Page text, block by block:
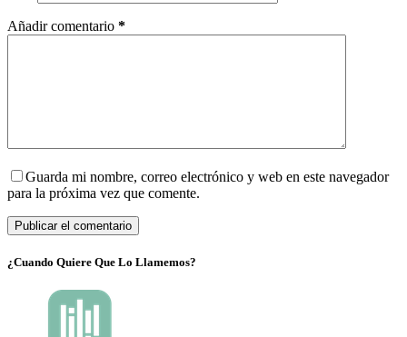
Añadir comentario *
Guarda mi nombre, correo electrónico y web en este navegador
para la próxima vez que comente.
Publicar el comentario
¿Cuando Quiere Que Lo Llamemos?